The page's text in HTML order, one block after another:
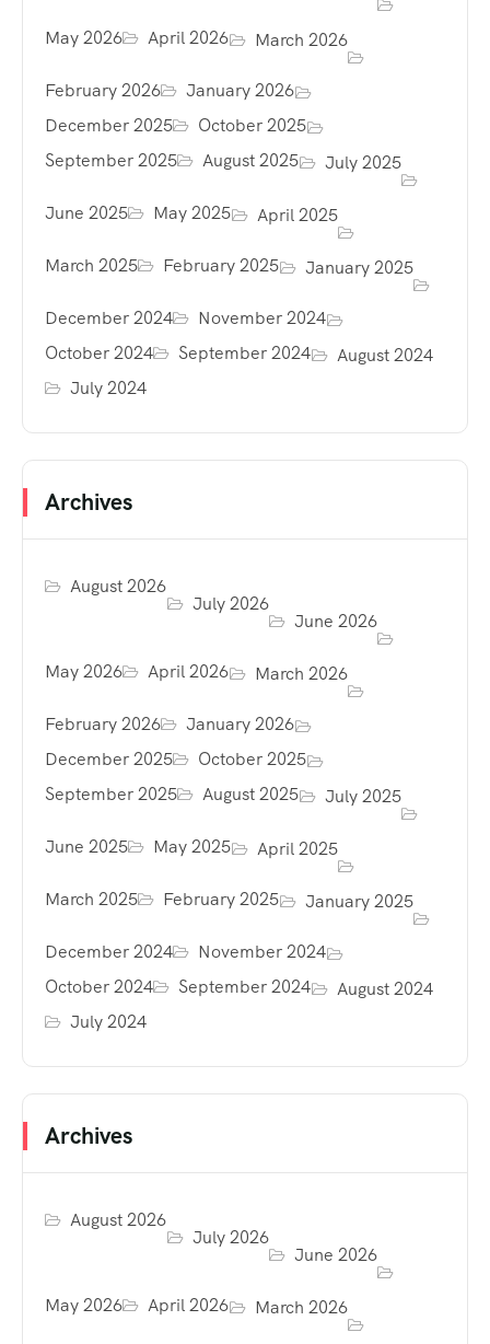
May 2026 April 2026 March 2026
February 2026
January 2026
December 2025
October 2025
September 2025
August 2025 July 2025
June 2025 May 2025 April 2025
March 2025 February 2025 January 2025
December 2024
November 2024
October 2024
September 2024
August 2024
July 2024
Archives
August 2026
July 2026
June 2026
May 2026 April 2026 March 2026
February 2026
January 2026
December 2025
October 2025
September 2025
August 2025 July 2025
June 2025 May 2025 April 2025
March 2025 February 2025 January 2025
December 2024
November 2024
October 2024
September 2024
August 2024
July 2024
Archives
August 2026
July 2026
June 2026
May 2026 April 2026 March 2026